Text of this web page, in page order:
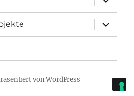
öffnen
öffnen
von WordPress